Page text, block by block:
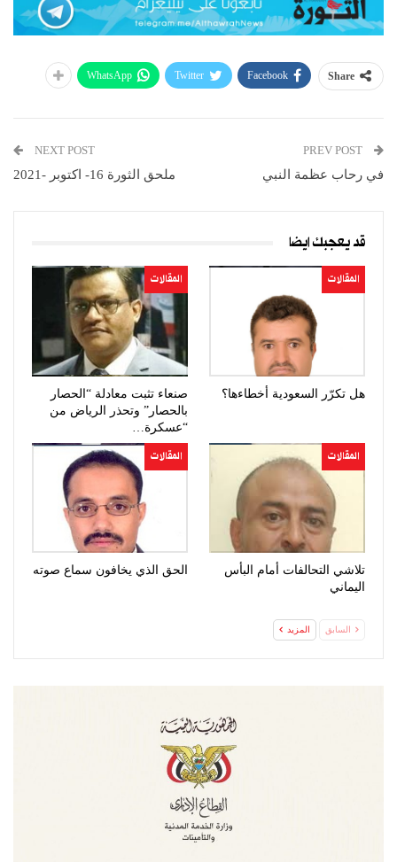
Share
Facebook
Twitter
WhatsApp
في رحاب عظمة النبي
NEXT POST
ملحق الثورة 16- اكتوبر -2021
قد يعجبك ايضا
المقالات
هل تكرّر السعودية أخطاءها؟
المقالات
صنعاء تثبت معادلة “الحصار
بالحصار” وتحذر الرياض من
“عسكرة…
المقالات
تلاشي التحالفات أمام البأس
اليماني
المقالات
الحق الذي يخافون سماع صوته
السابق المزيد